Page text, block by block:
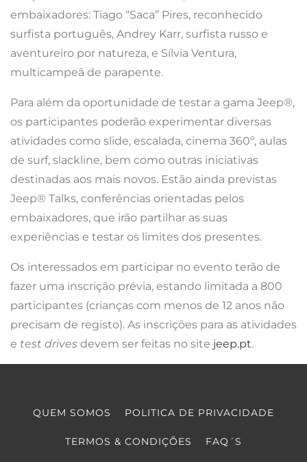
embaixadores: Tiago “Saca” Pires, reconhecido
surfista português, Andrey Karr, surfista russo e
aventureiro por natureza, e Sílvia Ventura,
multicampeã de parapente.
Para além da oportunidade de testar a gama Jeep®,
os participantes poderão experimentar diversas
atividades como slide, escalada, cinema 360º, aulas
de surf, slackline, bem como outras iniciativas
destinadas aos mais novos. Estão ainda previstas
Jeep® Talks, conferências orientadas pelos
embaixadores, que irão partilhar as suas
experiências e testar os limites dos presentes.
Os interessados em participar no evento terão de
fazer uma inscrição prévia, estando limitada a 800
participantes (crianças com menos de 12 anos não
precisam de registo). As inscrições para as atividades
e test drives devem ser feitas no site jeep.pt.
QUEM SOMOS POLITICA DE PRIVACIDADE
TERMOS & CONDIÇÕES FAQ´S